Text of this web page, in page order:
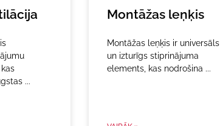
Montāžas leņķis
Montāžas leņķis ir universāls
un izturīgs stiprinājuma
elements, kas nodrošina